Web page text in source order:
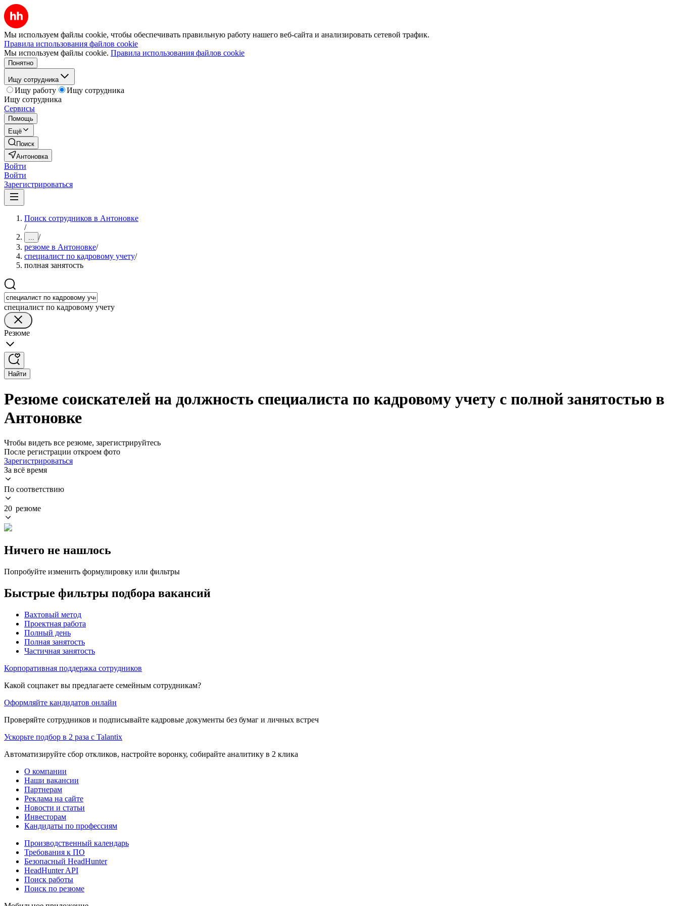
Мы используем файлы cookie, чтобы обеспечивать правильную работу нашего веб-сайта и анализировать сетевой трафик.
Правила использования файлов cookie
Мы используем файлы cookie. Правила использования файлов cookie
Понятно
Ищу сотрудника
Ищу работу
Ищу сотрудника
Ищу сотрудника
Сервисы
Помощь
Ещё
Поиск
Антоновка
Войти
Войти
Зарегистрироваться
Поиск сотрудников в Антоновке
/
... /
резюме в Антоновке/
специалист по кадровому учету/
полная занятость
специалист по кадровому учету
Резюме
Найти
Резюме соискателей на должность специалиста по кадровому учету с полной занятостью в
Антоновке
Чтобы видеть все резюме, зарегистрируйтесь
После регистрации откроем фото
Зарегистрироваться
За всё время
По соответствию
20 резюме
Ничего не нашлось
Попробуйте изменить формулировку или фильтры
Быстрые фильтры подбора вакансий
Вахтовый метод
Проектная работа
Полный день
Полная занятость
Частичная занятость
Корпоративная поддержка сотрудников
Какой соцпакет вы предлагаете семейным сотрудникам?
Оформляйте кандидатов онлайн
Проверяйте сотрудников и подписывайте кадровые документы без бумаг и личных встреч
Ускорьте подбор в 2 раза с Talantix
Автоматизируйте сбор откликов, настройте воронку, собирайте аналитику в 2 клика
О компании
Наши вакансии
Партнерам
Реклама на сайте
Новости и статьи
Инвесторам
Кандидаты по профессиям
Производственный календарь
Требования к ПО
Безопасный HeadHunter
HeadHunter API
Поиск работы
Поиск по резюме